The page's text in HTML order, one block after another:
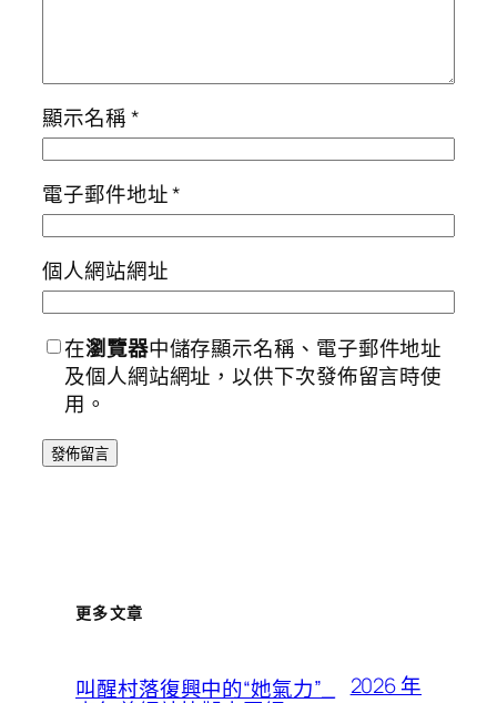
顯示名稱*
電子郵件地址*
個人網站網址
在瀏覽器中儲存顯示名稱、電子郵件地址
及個人網站網址，以供下次發佈留言時使
用。
更多文章
叫醒村落復興中的“她氣力”_
2026 年